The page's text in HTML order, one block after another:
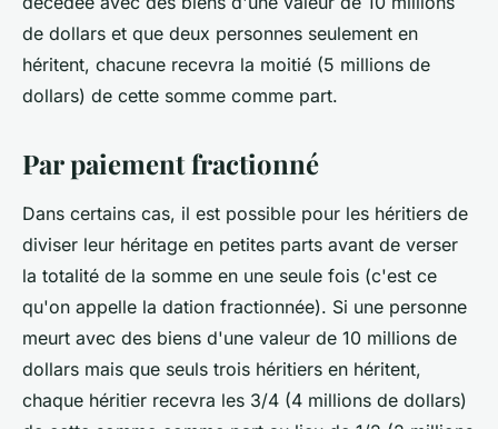
de dollars et que deux personnes seulement en
héritent, chacune recevra la moitié (5 millions de
dollars) de cette somme comme part.
Par paiement fractionné
Dans certains cas, il est possible pour les héritiers de
diviser leur héritage en petites parts avant de verser
la totalité de la somme en une seule fois (c'est ce
qu'on appelle la dation fractionnée). Si une personne
meurt avec des biens d'une valeur de 10 millions de
dollars mais que seuls trois héritiers en héritent,
chaque héritier recevra les 3/4 (4 millions de dollars)